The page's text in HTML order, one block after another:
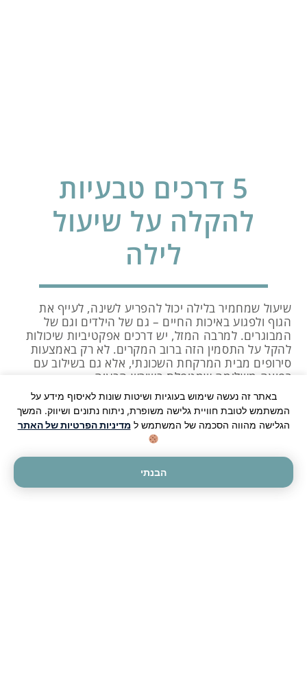
5 דרכים טבעיות
להקלה על שיעול
לילה
שיעול שמחמיר בלילה יכול להפריע לשינה, לעייף את
הגוף ולפגוע באיכות החיים – גם של הילדים וגם של
המבוגרים. למרבה המזל, יש דרכים אפקטיביות שיכולות
להקל על התסמין הזה ברוב המקרים. לא רק באמצעות
סירופים מבית המרקחת השכונתי, אלא גם בשילוב עם
רפואה משלימה שמטפלת בשורש הבעיה.
1. דיקור סיני – הרגעה דרך
מערכת החיסון והנשימה
דיקור סיני הוא כלי מרכזי בטיפול בשיעול כרוני או עונתי.
מחטים עדינות מוחדרות לנקודות דיקור שמאזנות בין
באתר זה נעשה שימוש בעוגיות ושיטות שונות לאיסוף מידע על
המשתמש לטובת חוויית גלישה משופרת, ניתוח נתונים ושיווק. המשך
הגלישה מהווה הסכמה של המשתמש ל מדיניות הפרטיות של האתר
הבנתי